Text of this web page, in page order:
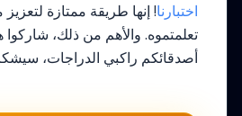
اختبارنا! إنها طريقة ممتازة
تعلمتموه. والأهم من ذلك، شاركوا
أصدقائكم راكبي الدراجات،